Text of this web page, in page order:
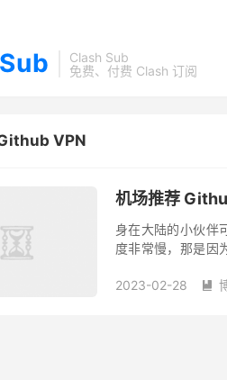
Clash Sub
免费、付费 Clash 订阅
VPN
机场推荐
身在大陆的小伙伴
度非常慢，那是因
2023-02-28 